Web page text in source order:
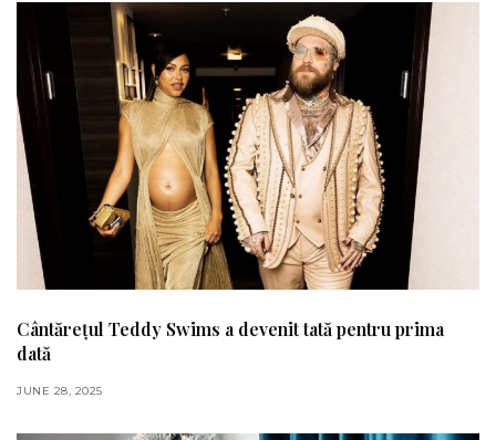
Cântărețul Teddy Swims a devenit tată pentru prima
dată
JUNE 28, 2025